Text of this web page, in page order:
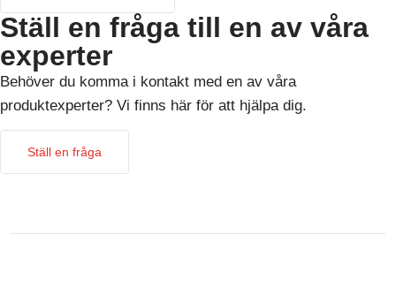
Ställ en fråga till en av våra
experter
Behöver du komma i kontakt med en av våra
produktexperter? Vi finns här för att hjälpa dig.
Ställ en fråga